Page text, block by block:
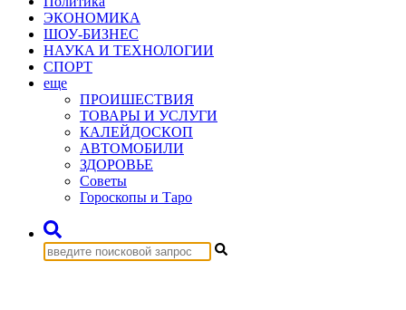
ЭКОНОМИКА
ШОУ-БИЗНЕС
НАУКА И ТЕХНОЛОГИИ
СПОРТ
еще
ПРОИШЕСТВИЯ
ТОВАРЫ И УСЛУГИ
КАЛЕЙДОСКОП
АВТОМОБИЛИ
ЗДОРОВЬЕ
Советы
Гороскопы и Таро